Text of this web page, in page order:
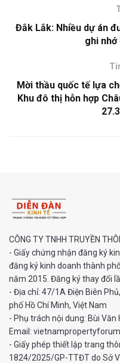
Đắk Lắk: Nhiều dự án
ghi
Mời thầu quốc tế lựa
Khu đô thị hỗn hợp
CÔNG TY TNHH TRUYỀN
- Giấy chứng nhận đăng ký
đăng ký kinh doanh thành
năm 2015. Đăng ký thay đổi
- Địa chỉ: 47/1A Điện Biên
phố Hồ Chí Minh, Việt Nam
- Phụ trách nội dung: Bùi Văn
Email:
- Giấy phép thiết lập trang
1824/2025/GP-TTĐT do Sở